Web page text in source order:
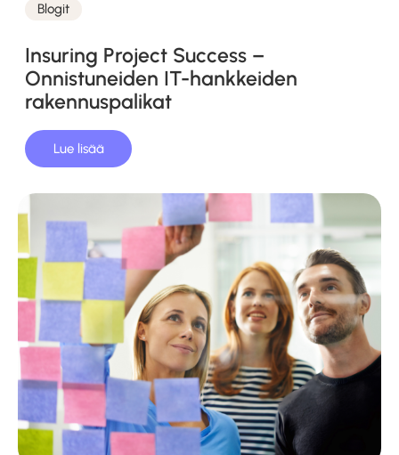
Kategoriat
Blogit
Insuring Project Success –
Onnistuneiden IT-hankkeiden
rakennuspalikat
Lue lisää